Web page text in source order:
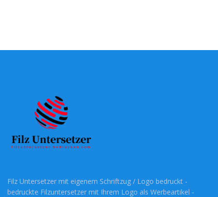
Filz Untersetzer mit eigenem Schriftzug / Logo bedruckt -
bedruckte Filzuntersetzer mit Ihrem Logo als Werbeartikel -